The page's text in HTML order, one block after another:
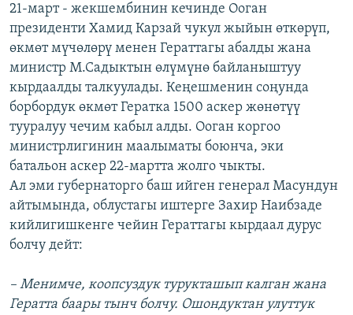
21-март - жекшембинин кечинде Ооган
президенти Хамид Карзай чукул жыйын өткөрүп,
өкмөт мүчөлөрү менен Гераттагы абалды жана
министр М.Садыктын өлүмүнө байланыштуу
кырдаалды талкуулады. Кеңешменин соңунда
борбордук өкмөт Гератка 1500 аскер жөнөтүү
тууралуу чечим кабыл алды. Ооган коргоо
министрлигинин маалыматы боюнча, эки
батальон аскер 22-мартта жолго чыкты.
Ал эми губернаторго баш ийген генерал Масундун
айтымында, облустагы иштерге Захир Наибзаде
кийлигишкенге чейин Гераттагы кырдаал дурус
болчу дейт:
– Менимче, коопсуздук турукташып калган жана
Гератта баары тынч болчу. Ошондуктан улуттук